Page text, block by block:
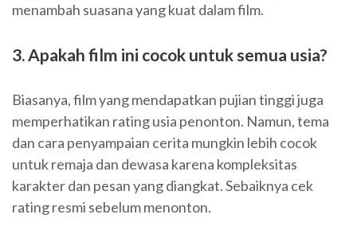
menambah suasana yang kuat dalam film.
3. Apakah film ini cocok untuk semua usia?
Biasanya, film yang mendapatkan pujian tinggi juga
memperhatikan rating usia penonton. Namun, tema
dan cara penyampaian cerita mungkin lebih cocok
untuk remaja dan dewasa karena kompleksitas
karakter dan pesan yang diangkat. Sebaiknya cek
rating resmi sebelum menonton.